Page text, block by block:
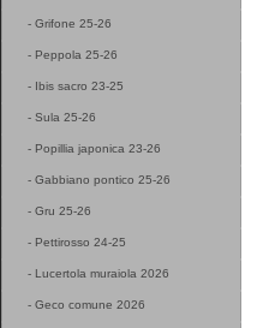
- Grifone 25-26
- Peppola 25-26
- Ibis sacro 23-25
- Sula 25-26
- Popillia japonica 23-26
- Gabbiano pontico 25-26
- Gru 25-26
- Pettirosso 24-25
- Lucertola muraiola 2026
- Geco comune 2026